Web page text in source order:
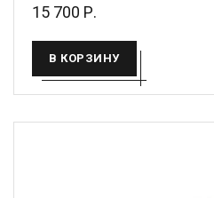
15 700 Р.
В КОРЗИНУ